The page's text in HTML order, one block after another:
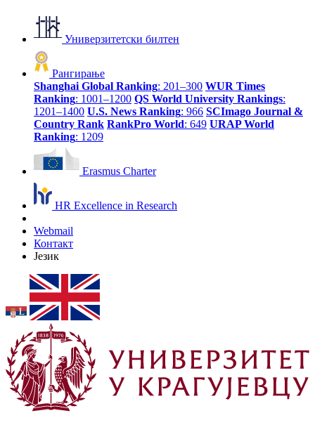
Универзитетски билтен
Рангирање
Shanghai Global Ranking: 201–300 WUR Times
Ranking: 1001–1200 QS World University Rankings:
1201–1400 U.S. News Ranking: 966 SCImago Journal &
Country Rank RankPro World: 649 URAP World
Ranking: 1209
Erasmus Charter
HR Excellence in Research
Webmail
Контакт
Језик